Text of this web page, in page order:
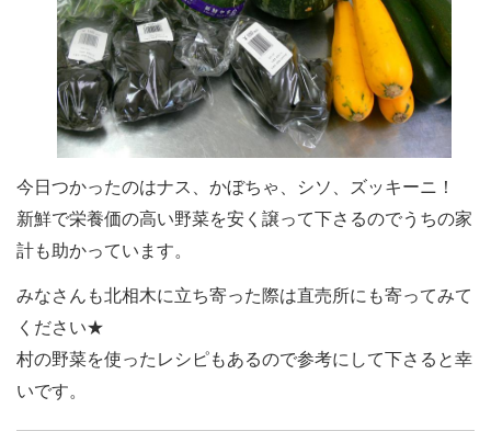
今日つかったのはナス、かぼちゃ、シソ、ズッキーニ！
新鮮で栄養価の高い野菜を安く譲って下さるのでうちの家
計も助かっています。
みなさんも北相木に立ち寄った際は直売所にも寄ってみて
ください★
村の野菜を使ったレシピもあるので参考にして下さると幸
いです。